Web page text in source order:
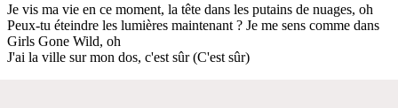
Je vis ma vie en ce moment, la tête dans les putains de nuages, oh
Peux-tu éteindre les lumières maintenant ? Je me sens comme dans
Girls Gone Wild, oh
J'ai la ville sur mon dos, c'est sûr (C'est sûr)